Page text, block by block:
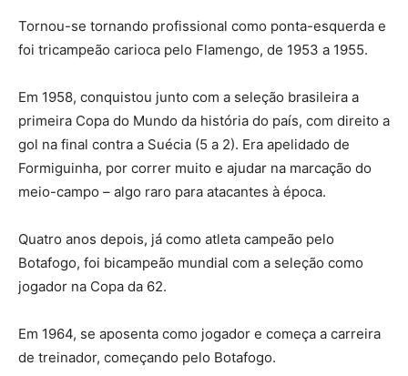
Tornou-se tornando profissional como ponta-esquerda e
foi tricampeão carioca pelo Flamengo, de 1953 a 1955.
Em 1958, conquistou junto com a seleção brasileira a
primeira Copa do Mundo da história do país, com direito a
gol na final contra a Suécia (5 a 2). Era apelidado de
Formiguinha, por correr muito e ajudar na marcação do
meio-campo – algo raro para atacantes à época.
Quatro anos depois, já como atleta campeão pelo
Botafogo, foi bicampeão mundial com a seleção como
jogador na Copa da 62.
Em 1964, se aposenta como jogador e começa a carreira
de treinador, começando pelo Botafogo.